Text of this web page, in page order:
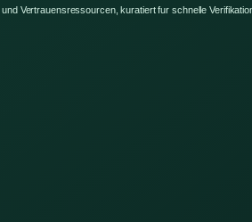
Vertrauensressourcen, kuratiert fur schnelle